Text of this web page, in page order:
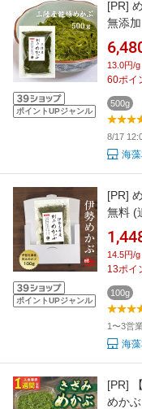
ポイントUPジャンル
[PR]
無添
13.0円/
60ポイ
500g
8/17
海
ポイントUPジャンル
[PR]
無料 (
燥めか
14.5円/
13ポイ
100g
1〜3営
海
[PR]
めか